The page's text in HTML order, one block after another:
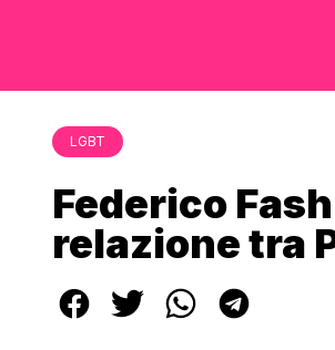
LGBT
Federico
relazione tra